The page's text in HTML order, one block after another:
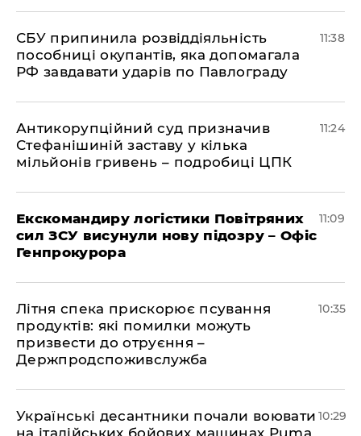
СБУ припинила розвіддіяльність
пособниці окупантів, яка допомагала
РФ завдавати ударів по Павлограду
11:38
Антикорупційний суд призначив
Стефанішиній заставу у кілька
мільйонів гривень – подробиці ЦПК
11:24
Екскомандиру логістики Повітряних
сил ЗСУ висунули нову підозру – Офіс
Генпрокурора
11:09
Літня спека прискорює псування
продуктів: які помилки можуть
призвести до отруєння –
Держпродспоживслужба
10:35
Українські десантники почали воювати
на італійських бойових машинах Puma
10:29